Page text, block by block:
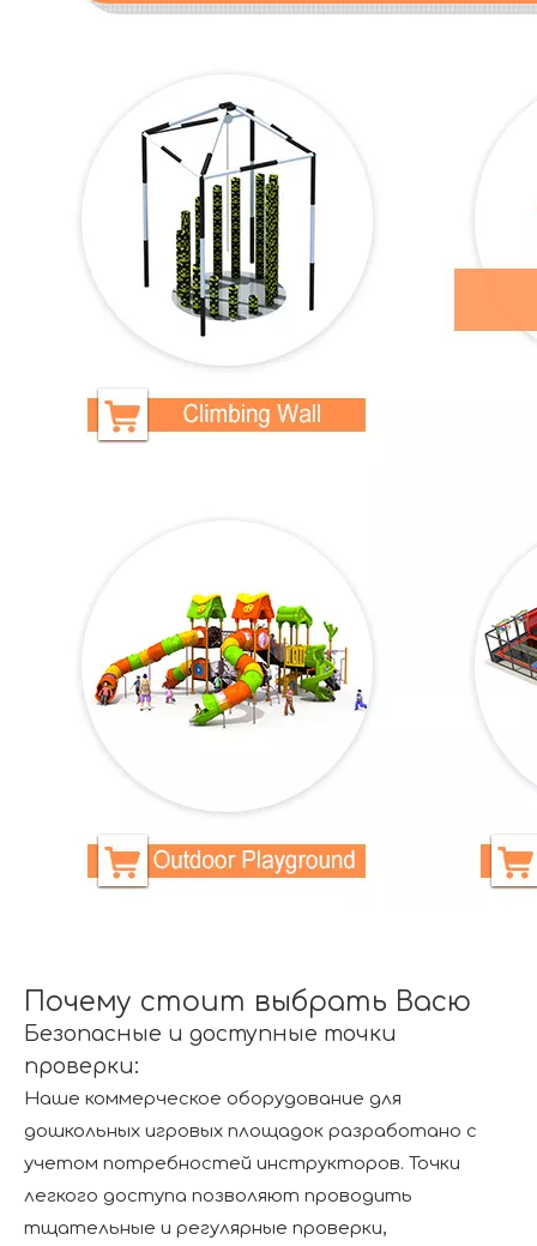
Почему стоит выбрать Васю
Безопасные и доступные точки
проверки:
Наше коммерческое оборудование для
дошкольных игровых площадок разработано с
учетом потребностей инструкторов. Точки
легкого доступа позволяют проводить
тщательные и регулярные проверки,